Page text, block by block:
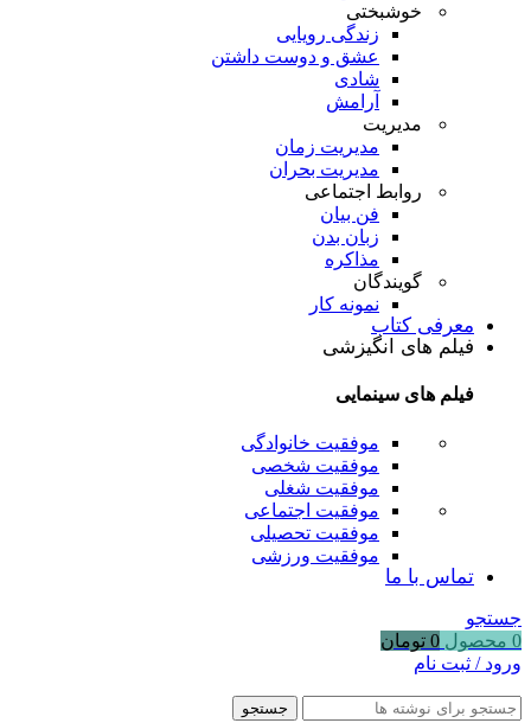
خوشبختی
زندگی رویایی
عشق و دوست داشتن
شادی
آرامش
مدیریت
مدیریت زمان
مدیریت بحران
روابط اجتماعی
فن بیان
زبان بدن
مذاکره
گویندگان
نمونه کار
معرفی کتاب
فیلم های انگیزشی
فیلم های سینمایی
موفقیت خانوادگی
موفقیت شخصی
موفقیت شغلی
موفقیت اجتماعی
موفقیت تحصیلی
موفقیت ورزشی
تماس با ما
جستجو
0 محصول 0 تومان
ورود / ثبت نام
جستجو